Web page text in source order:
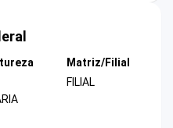
Matriz/Filial
FILIAL